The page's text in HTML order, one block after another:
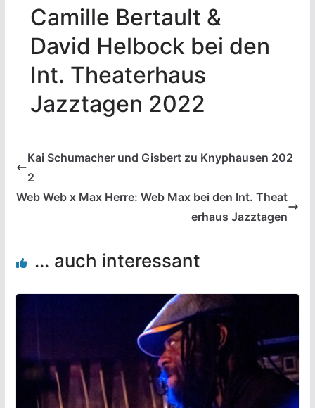
Camille Bertault &
David Helbock bei den
Int. Theaterhaus
Jazztagen 2022
Kai Schumacher und Gisbert zu Knyphausen 202
2
Web Web x Max Herre: Web Max bei den Int. Theat
erhaus Jazztagen
... auch interessant